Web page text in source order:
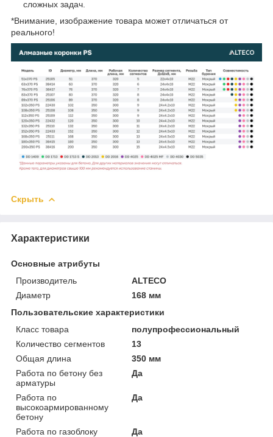
сложных задач.
*Внимание, изображение товара может отличаться от
реального!
Скрыть
Характеристики
Основные атрибуты
Производитель
ALTECO
Диаметр
168 мм
Пользовательские характеристики
Класс товара
полупрофессиональный
Количество сегментов
13
Общая длина
350 мм
Работа по бетону без
арматуры
Да
Работа по
высокоармированному
бетону
Да
Работа по газоблоку
Да